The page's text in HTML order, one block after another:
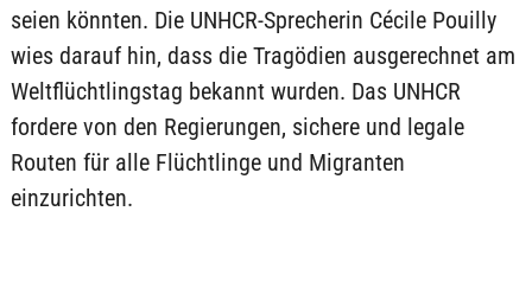
seien könnten. Die UNHCR-Sprecherin Cécile Pouilly
wies darauf hin, dass die Tragödien ausgerechnet am
Weltflüchtlingstag bekannt wurden. Das UNHCR
fordere von den Regierungen, sichere und legale
Routen für alle Flüchtlinge und Migranten
einzurichten.